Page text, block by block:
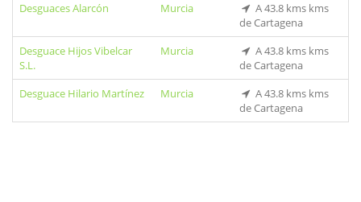
Desguaces Alarcón
Murcia
A 43.8 kms kms
de Cartagena
Desguace Hijos Vibelcar
S.L.
Murcia
A 43.8 kms kms
de Cartagena
Desguace Hilario Martínez
Murcia
A 43.8 kms kms
de Cartagena